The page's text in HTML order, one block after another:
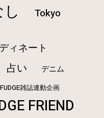
Tokyo
ィネート
占い デニム
FUDGE雑誌連動企画
FRIEND